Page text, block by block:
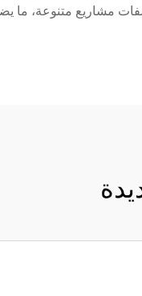
مشاريع متنوعة،